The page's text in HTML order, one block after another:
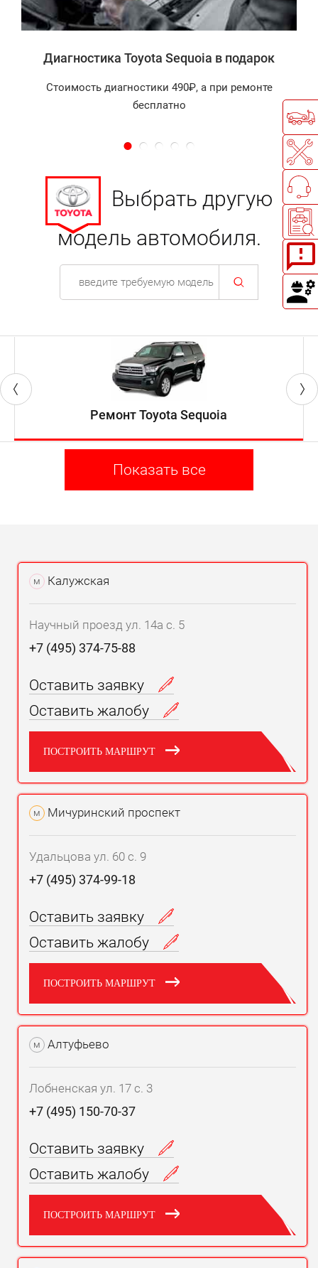
Диагностика Toyota Sequoia в подарок
Стоимость диагностики 490₽, а при ремонте
бесплатно
Выбрать другую
модель автомобиля.
Ремонт Toyota Sequoia
Показать все
м Калужская
Научный проезд ул. 14а с. 5
+7 (495) 374-75-88
Оставить заявку
Оставить жалобу
ПОСТРОИТЬ МАРШРУТ
м Мичуринский проспект
Удальцова ул. 60 с. 9
+7 (495) 374-99-18
Оставить заявку
Оставить жалобу
ПОСТРОИТЬ МАРШРУТ
м Алтуфьево
Лобненская ул. 17 с. 3
+7 (495) 150-70-37
Оставить заявку
Оставить жалобу
ПОСТРОИТЬ МАРШРУТ